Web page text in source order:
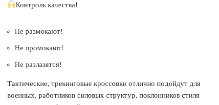
Контроль качества!
Не размокают!
Не промокают!
Не разлазятся!
Тактические, трекинговые кроссовки отлично подойдут для
военных, работников силовых структур, поклонников стиля